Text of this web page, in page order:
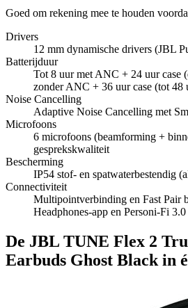
Goed om rekening mee te houden
Drivers
12 mm dynamische drivers (JBL
Batterijduur
Tot 8 uur met ANC + 24 uur case
zonder ANC + 36 uur case (tot 48
Noise Cancelling
Adaptive Noise Cancelling met
Microfoons
6 microfoons (beamforming +
gesprekskwaliteit
Bescherming
IP54 stof- en spatwaterbestendig
Connectiviteit
Multipointverbinding en Fast Pair
Headphones-app en Personi‑Fi 3.0
De JBL TUNE Flex 2
Earbuds Ghost Black in